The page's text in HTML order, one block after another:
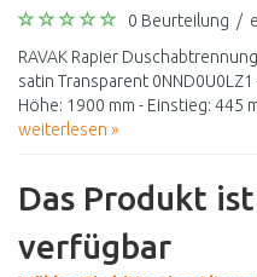
0 Beurteilung /
RAVAK Rapier
satin Transparent
Höhe: 1900 mm - Einstieg: 445
weiterlesen »
Das Produkt
verfügbar